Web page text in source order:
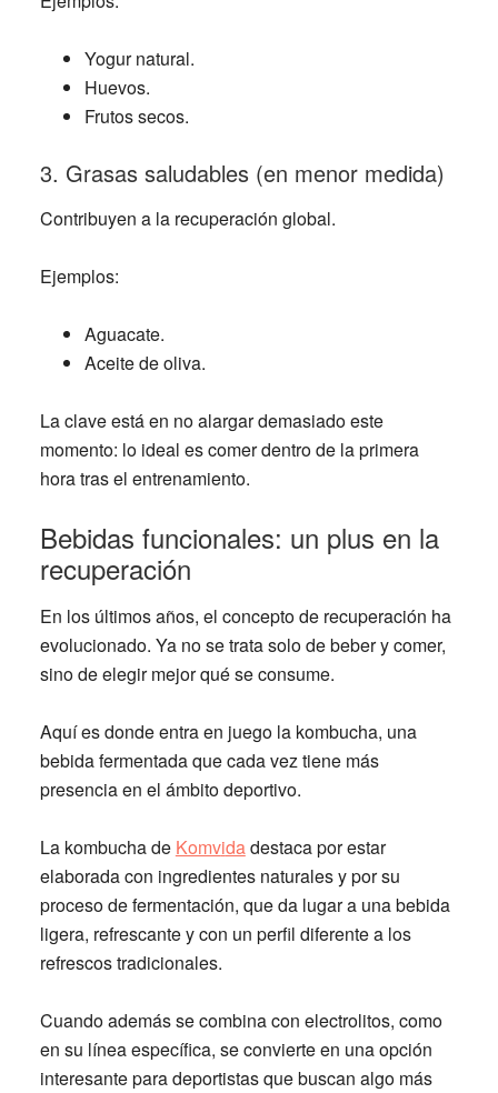
Yogur natural.
Huevos.
Frutos secos.
3. Grasas saludables (en menor medida)
Contribuyen a la recuperación global.
Ejemplos:
Aguacate.
Aceite de oliva.
La clave está en no alargar demasiado este
momento: lo ideal es comer dentro de la primera
hora tras el entrenamiento.
Bebidas funcionales: un plus en la
recuperación
En los últimos años, el concepto de recuperación ha
evolucionado. Ya no se trata solo de beber y comer,
sino de elegir mejor qué se consume.
Aquí es donde entra en juego la kombucha, una
bebida fermentada que cada vez tiene más
presencia en el ámbito deportivo.
La kombucha de Komvidadestaca por estar
elaborada con ingredientes naturales y por su
proceso de fermentación, que da lugar a una bebida
ligera, refrescante y con un perfil diferente a los
refrescos tradicionales.
Cuando además se combina con electrolitos, como
en su línea específica, se convierte en una opción
interesante para deportistas que buscan algo más